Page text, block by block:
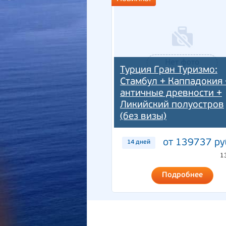
Турция Гран Туризмо:
Стамбул + Каппадокия
античные древности +
Ликийский полуостров
(без визы)
14 дней от 139737
Подробнее